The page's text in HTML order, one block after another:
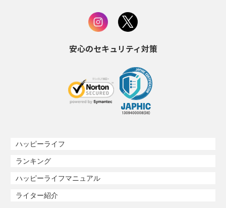
安心のセキュリティ対策
ハッピーライフ
ランキング
ハッピーライフマニュアル
ライター紹介